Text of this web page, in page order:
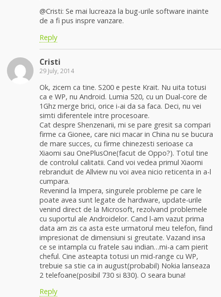
@Cristi: Se mai lucreaza la bug-urile software inainte
de a fi pus inspre vanzare.
Reply
Cristi
29 July, 2014
Ok, zicem ca tine. S200 e peste Krait. Nu uita totusi
ca e WP, nu Android. Lumia 520, cu un Dual-core de
1Ghz merge brici, orice i-ai da sa faca. Deci, nu vei
simti diferentele intre procesoare.
Cat despre Shenzenarii, mi se pare gresit sa compari
firme ca Gionee, care nici macar in China nu se bucura
de mare succes, cu firme chinezesti serioase ca
Xiaomi sau OnePlusOne(facut de Oppo?). Totul tine
de controlul calitatii. Cand voi vedea primul Xiaomi
rebranduit de Allview nu voi avea nicio reticenta in a-l
cumpara.
Revenind la Impera, singurele probleme pe care le
poate avea sunt legate de hardware, update-urile
venind direct de la Microsoft, rezolvand problemele
cu suportul ale Androidelor. Cand l-am vazut prima
data am zis ca asta este urmatorul meu telefon, fiind
impresionat de dimensiuni si greutate. Vazand insa
ce se intampla cu fratele sau indian…mi-a cam pierit
cheful. Cine asteapta totusi un mid-range cu WP,
trebuie sa stie ca in august(probabil) Nokia lanseaza
2 telefoane(posibil 730 si 830). O seara buna!
Reply